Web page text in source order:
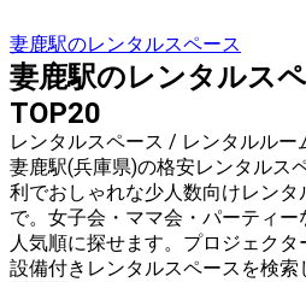
妻鹿駅のレンタルスペース
妻鹿駅のレンタルス
TOP20
レンタルスペース / レンタルルー
妻鹿駅(兵庫県)の格安レンタルス
利でおしゃれな少人数向けレンタ
で。女子会・ママ会・パーティ
人気順に探せます。プロジェク
設備付きレンタルスペースを検索